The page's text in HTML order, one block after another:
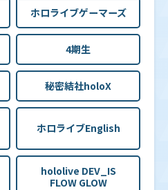
ック「アヤカシヴァーミリオ
ック「エンチャントレガリ
ック「キュリアスユニバー
ホロライブゲーマーズ
4期生
秘密結社holoX
ホロライブEnglish
hololive DEV_IS
FLOW GLOW